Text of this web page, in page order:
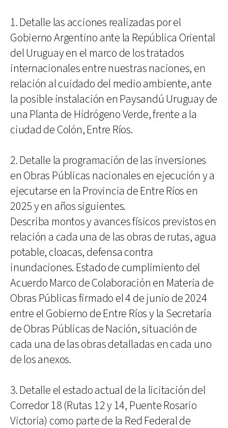
1. Detalle las acciones realizadas por el
Gobierno Argentino ante la República Oriental
del Uruguay en el marco de los tratados
internacionales entre nuestras naciones, en
relación al cuidado del medio ambiente, ante
la posible instalación en Paysandú Uruguay de
una Planta de Hidrógeno Verde, frente a la
ciudad de Colón, Entre Ríos.
2. Detalle la programación de las inversiones
en Obras Públicas nacionales en ejecución y a
ejecutarse en la Provincia de Entre Ríos en
2025 y en años siguientes.
Describa montos y avances físicos previstos en
relación a cada una de las obras de rutas, agua
potable, cloacas, defensa contra
inundaciones. Estado de cumplimiento del
Acuerdo Marco de Colaboración en Materia de
Obras Públicas firmado el 4 de junio de 2024
entre el Gobierno de Entre Ríos y la Secretaría
de Obras Públicas de Nación, situación de
cada una de las obras detalladas en cada uno
de los anexos.
3. Detalle el estado actual de la licitación del
Corredor 18 (Rutas 12 y 14, Puente Rosario
Victoria) como parte de la Red Federal de